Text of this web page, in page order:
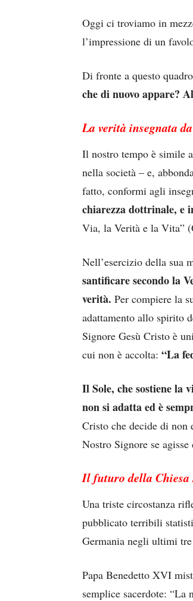
Oggi ci troviamo in
l’impressione di un
Di fronte a questo
che di nuovo appare?
La verità insegnata
Il nostro tempo è simile
nella società – e,
fatto, conformi agli
chiarezza dottrinale, e
Via, la Verità e la Vita”
Nell’esercizio della sua
santificare secondo la
verità. Per compiere la
adattamento allo spirito
Signore Gesù Cristo è
cui non è accolta: “La
Il Sole, che sostiene la
non si adatta ed è
Cristo che decide di non
Nostro Signore se agisse
Il futuro della Chiesa
Una triste circostanza
pubblicato terribili
Germania negli ultimi
Papa Benedetto XVI
semplice sacerdote: